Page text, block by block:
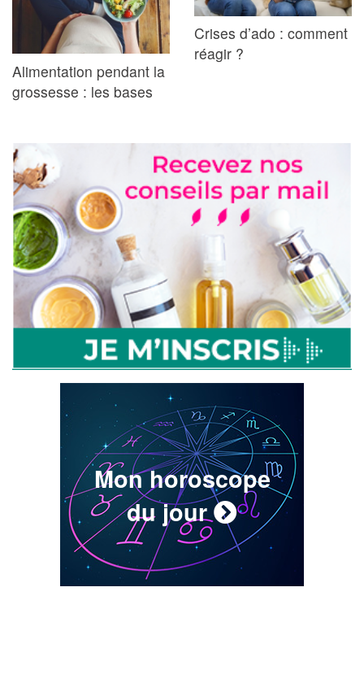
Alimentation pendant la
grossesse : les bases
Crises d’ado : comment
réagir ?
Mon horoscope
du jour